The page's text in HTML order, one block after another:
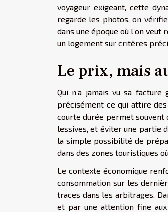
voyageur exigeant, cette
regarde les photos, on vérifie
dans une époque où l’on
un logement sur critères
Le prix, mais
Qui n’a jamais vu sa
précisément ce qui attire
courte durée permet souvent
lessives, et éviter une partie
la simple possibilité de
dans des zones touristiques
Le contexte économique
consommation sur les
traces dans les arbitrages.
et par une attention fine aux